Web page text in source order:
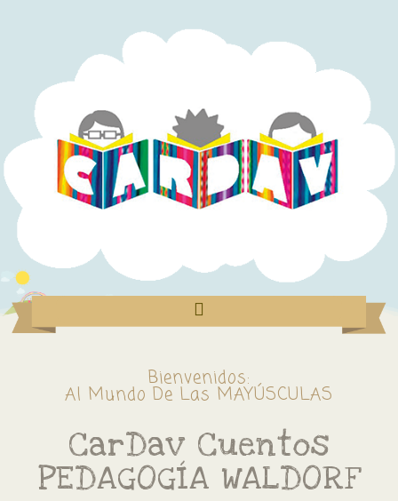
Bienvenidos:
Al Mundo De Las MAYÚSCULAS
CarDav Cuentos
PEDAGOGÍA WALDORF